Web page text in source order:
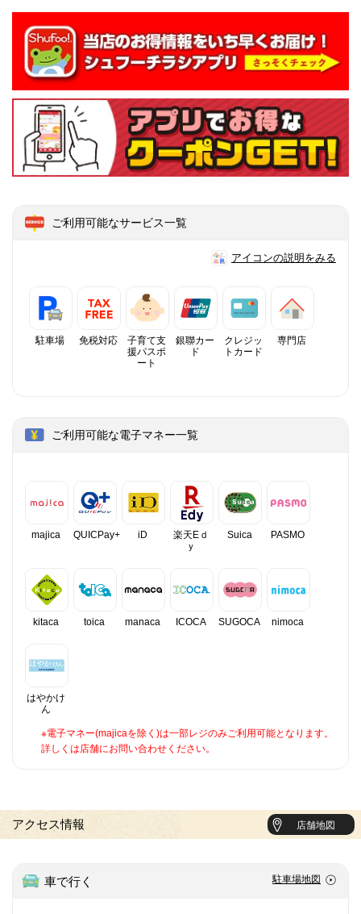
ご利用可能なサービス一覧
アイコンの説明をみる
駐車場 免税対応
子育て支
援パスポ
ート
銀聯カー
ド
クレジッ
トカード
専門店
ご利用可能な電子マネー一覧
majica QUICPay+ iD
楽天Eｄ
ｙ
Suica PASMO
kitaca toica manaca ICOCA SUGOCA nimoca
はやかけ
ん
※電子マネー(majicaを除く)は一部レジのみご利用可能となります。
詳しくは店舗にお問い合わせください。
アクセス情報 店舗地図
車で行く 駐車場地図